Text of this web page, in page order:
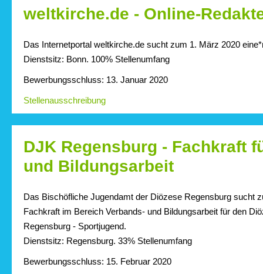
weltkirche.de - Online-
Das Internetportal weltkirche.de sucht zum 1. März 2020
Dienstsitz: Bonn. 100% Stellenumfang
Bewerbungsschluss: 13. Januar 2020
Stellenausschreibung
DJK Regensburg - Fachkraft
und Bildungsarbeit
Das Bischöfliche Jugendamt der Diözese Regensburg sucht
Fachkraft im Bereich Verbands- und Bildungsarbeit für den
Regensburg - Sportjugend.
Dienstsitz: Regensburg. 33% Stellenumfang
Bewerbungsschluss: 15. Februar 2020